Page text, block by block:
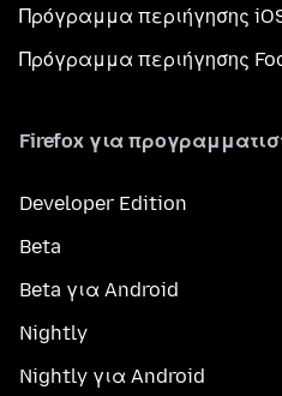
Πρόγραμμα περιήγησης
Πρόγραμμα περιήγησης
Firefox για
Developer Edition
Beta
Beta για Android
Nightly
Nightly για Android